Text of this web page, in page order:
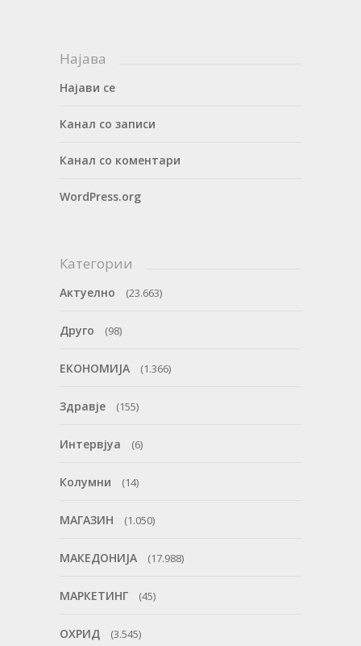
Најава
Најави се
Канал со записи
Канал со коментари
WordPress.org
Категории
Актуелно (23.663)
Друго (98)
ЕКОНОМИЈА (1.366)
Здравје (155)
Интервјуа (6)
Колумни (14)
МАГАЗИН (1.050)
МАКЕДОНИЈА (17.988)
МАРКЕТИНГ (45)
ОХРИД (3.545)